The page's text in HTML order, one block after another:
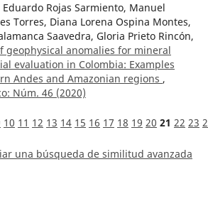
Rojas Sarmiento, Manuel
Torres, Diana Lorena Ospina Montes,
Saavedra, Gloria Prieto Rincón,
geophysical anomalies for mineral
evaluation in Colombia: Examples
Andes and Amazonian regions ,
Núm. 46 (2020)
10 11 12 13 14 15 16 17 18 19 20 21 22 23
una búsqueda de similitud avanzada